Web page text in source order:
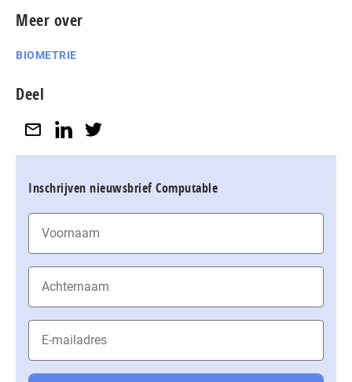
Meer over
BIOMETRIE
Deel
Inschrijven nieuwsbrief Computable